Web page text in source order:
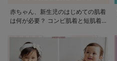
赤ちゃん、新生児のはじめての肌着
は何が必要？ コンビ肌着と短肌着